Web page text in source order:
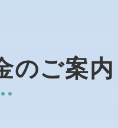
のご案内